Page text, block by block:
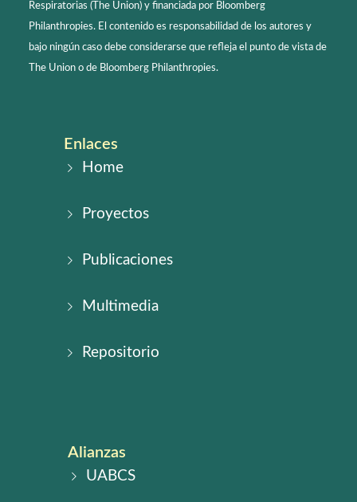
Respiratorias (The Union) y financiada por Bloomberg
Philanthropies. El contenido es responsabilidad de los autores y
bajo ningún caso debe considerarse que refleja el punto de vista de
The Union o de Bloomberg Philanthropies.
Enlaces
Home
Proyectos
Publicaciones
Multimedia
Repositorio
Alianzas
UABCS